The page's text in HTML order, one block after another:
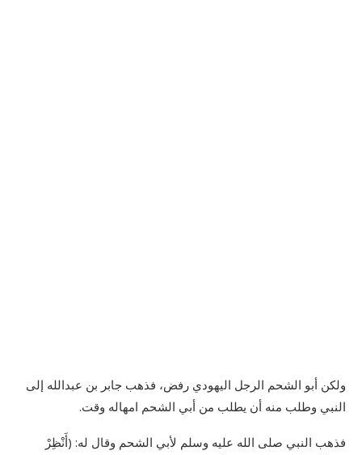
ولكن أبو الشحم الرجل اليهودي رفض، فذهب جابر بن عبدالله إلى
النبي وطلب منه أن يطلب من أبي الشحم امهاله وقت.
فذهب النبي صلى الله عليه وسلم لأبي الشحم وقال له: (أَنْظِرْ